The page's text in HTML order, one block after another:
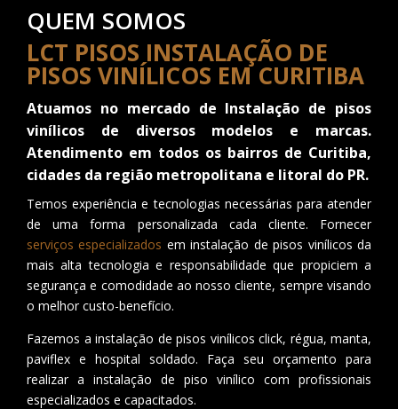
QUEM SOMOS
LCT PISOS INSTALAÇÃO DE
PISOS VINÍLICOS EM CURITIBA
Atuamos no mercado de Instalação de pisos
vinílicos de diversos modelos e marcas.
Atendimento em todos os bairros de Curitiba,
cidades da região metropolitana e litoral do PR.
Temos experiência e tecnologias necessárias para atender
de uma forma personalizada cada cliente. Fornecer
serviços especializados em instalação de pisos vinílicos da
mais alta tecnologia e responsabilidade que propiciem a
segurança e comodidade ao nosso cliente, sempre visando
o melhor custo-benefício.
Fazemos a instalação de pisos vinílicos click, régua, manta,
paviflex e hospital soldado. Faça seu orçamento para
realizar a instalação de piso vinílico com profissionais
especializados e capacitados.